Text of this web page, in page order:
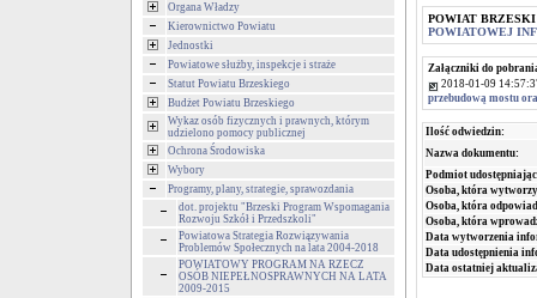
Organa Władzy
Kierownictwo Powiatu
Jednostki
Powiatowe służby, inspekcje i straże
Statut Powiatu Brzeskiego
Budżet Powiatu Brzeskiego
Wykaz osób fizycznych i prawnych, którym
udzielono pomocy publicznej
Ochrona Środowiska
Wybory
Programy, plany, strategie, sprawozdania
dot. projektu "Brzeski Program Wspomagania
Rozwoju Szkół i Przedszkoli"
Powiatowa Strategia Rozwiązywania
Problemów Społecznych na lata 2004-2018
POWIATOWY PROGRAM NA RZECZ
OSÓB NIEPEŁNOSPRAWNYCH NA LATA
2009-2015
POWIAT BRZESKI
POWIATOWEJ
Załączniki do
2018-01-09
przebudową mostu
Ilość odwiedzin:
Nazwa dokumentu:
Podmiot
Osoba, która
Osoba, która
Osoba, która
Data wytworzenia
Data udostępnienia
Data ostatniej